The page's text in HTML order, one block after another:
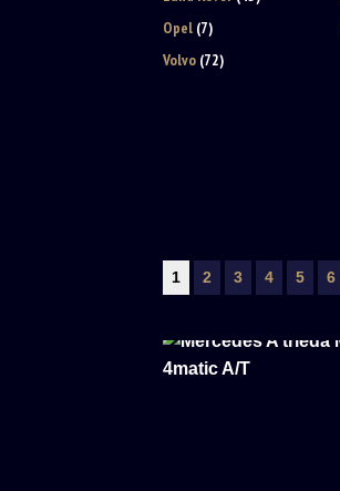
Opel (7)
Volvo (72)
1 2 3 4 5 6